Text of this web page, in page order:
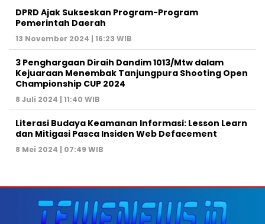
DPRD Ajak Sukseskan Program-Program
Pemerintah Daerah
13 November 2024 | 16:23 WIB
3 Penghargaan Diraih Dandim 1013/Mtw dalam
Kejuaraan Menembak Tanjungpura Shooting Open
Championship CUP 2024
8 Juli 2024 | 11:40 WIB
Literasi Budaya Keamanan Informasi: Lesson Learn
dan Mitigasi Pasca Insiden Web Defacement
8 Mei 2024 | 07:49 WIB